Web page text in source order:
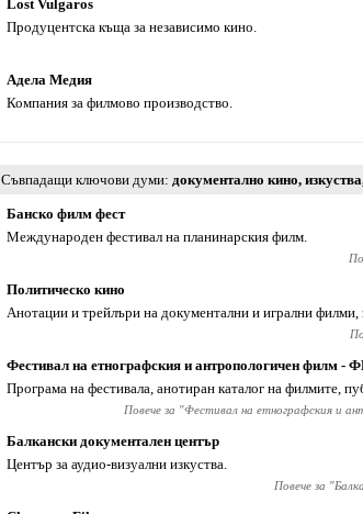
Lost Vulgaros
Продуцентска къща за независимо кино.
Адела Медия
Компания за филмово производство.
Съвпадащи ключови думи документално кино, изкуства
Банско филм фест
Международен фестивал на планинарския филм.
Политическо кино
Анотации и трейлъри на документални и игрални филми,
Фестивал на етнографския и антропологичен филм -
Програма на фестивала, анотиран каталог на филмите,
Повече за "Фестивал на етнографския и
Балкански документален център
Център за аудио-визуални изкуства.
Повече за "